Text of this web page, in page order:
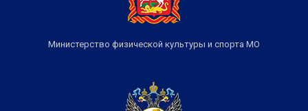
Министерство физической культуры и спорта МО